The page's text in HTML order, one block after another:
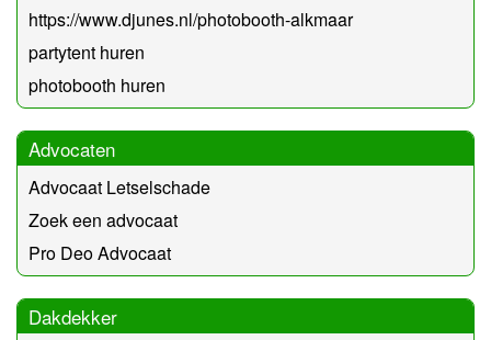
https://www.djunes.nl/photobooth-alkmaar
partytent huren
photobooth huren
Advocaten
Advocaat Letselschade
Zoek een advocaat
Pro Deo Advocaat
Dakdekker